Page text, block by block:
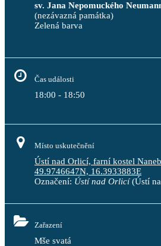
sv. Jana Nepomuckého
(nezávazná památka)
Zelená
Čas události
18:00 - 18:50
Místo uskutečnění
Ústí nad Orlicí, farní kostel
49.9746647N, 16.3933883E
Označení: Ústí nad Orlicí(Ústí
Zařazení
Mše svatá